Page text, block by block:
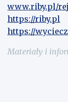
www.riby.pl/
https://riby.pl
https://
Materiały i